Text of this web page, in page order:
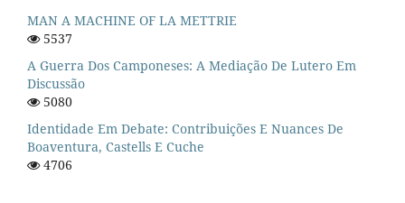
MAN A MACHINE OF LA METTRIE
5537
A Guerra Dos Camponeses: A Mediação De Lutero Em
Discussão
5080
Identidade Em Debate: Contribuições E Nuances De
Boaventura, Castells E Cuche
4706